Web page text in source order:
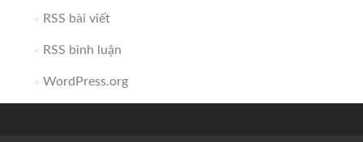
RSS bài viết
RSS bình luận
WordPress.org